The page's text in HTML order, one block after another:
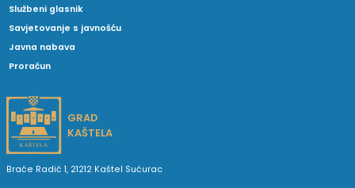
Službeni glasnik
Savjetovanje s javnošću
Javna nabava
Proračun
GRAD
KAŠTELA
Braće Radić 1, 21212 Kaštel Sućurac